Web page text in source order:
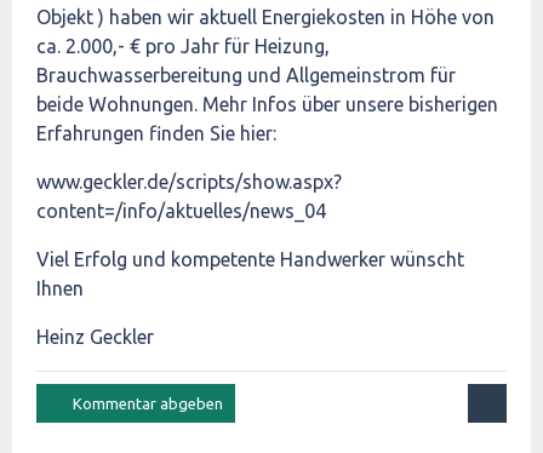
Objekt ) haben wir aktuell Energiekosten in Höhe von
ca. 2.000,- € pro Jahr für Heizung,
Brauchwasserbereitung und Allgemeinstrom für
beide Wohnungen. Mehr Infos über unsere bisherigen
Erfahrungen finden Sie hier:
www.geckler.de/scripts/show.aspx?
content=/info/aktuelles/news_04
Viel Erfolg und kompetente Handwerker wünscht
Ihnen
Heinz Geckler